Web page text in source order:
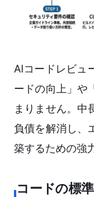
AIコードレビュ
ードの向上」や
まりません。中
負債を解消し、
築するための強
コードの標